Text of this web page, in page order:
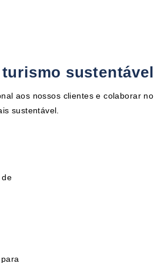
sustentável
aos nossos clientes e colaborar no
sustentável.
de